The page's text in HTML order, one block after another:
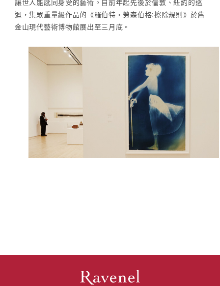
讓世人能感同身受的藝術。自前年起先後於倫敦、紐約的巡
迴，集眾重量級作品的《羅伯特‧勞森伯格:擦除規則》於舊
金山現代藝術博物館展出至三月底。